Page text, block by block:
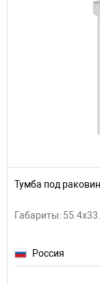
Тумба под
Габариты:
Россия